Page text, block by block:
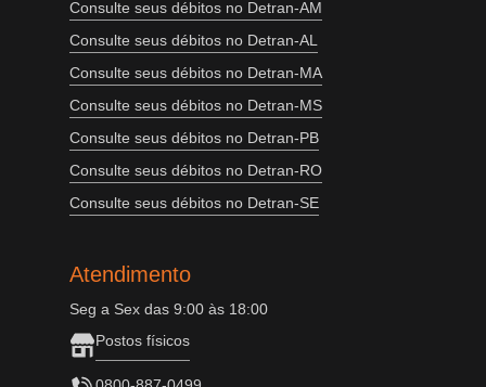
Consulte seus débitos no Detran-AM
Consulte seus débitos no Detran-AL
Consulte seus débitos no Detran-MA
Consulte seus débitos no Detran-MS
Consulte seus débitos no Detran-PB
Consulte seus débitos no Detran-RO
Consulte seus débitos no Detran-SE
Atendimento
Seg a Sex das 9:00 às 18:00
Postos físicos